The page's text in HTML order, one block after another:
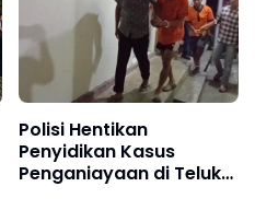
Polisi Hentikan
Penyidikan Kasus
Penganiayaan di Teluk